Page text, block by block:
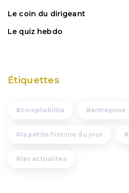
Le coin du dirigeant
Le quiz hebdo
Étiquettes
comptabilite entreprise
la petite histoire du jour
les actualites